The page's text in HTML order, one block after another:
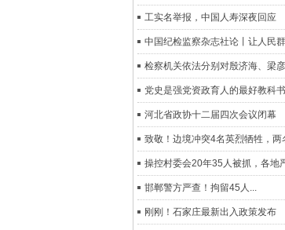
工实名举报，中国人寿深夜回应
中国纪检监察杂志社论丨让人民
检察机关依法分别对殷济海、梁
党史是强党资政育人的最好教科书
河北省政协十二届四次会议闭幕
致敬！边境冲突4名英烈牺牲，两
操控村委会20年35人被抓，各地
邯郸警方严查！拘留45人...
刚刚！石家庄最新出入政策发布